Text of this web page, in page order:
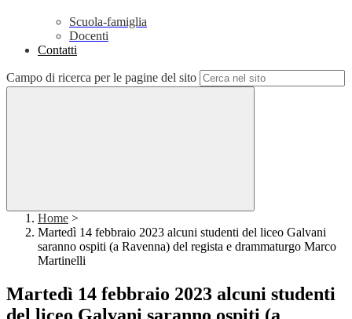
Scuola-famiglia
Docenti
Contatti
Campo di ricerca per le pagine del sito
Home >
Martedì 14 febbraio 2023 alcuni studenti del liceo Galvani
saranno ospiti (a Ravenna) del regista e drammaturgo Marco
Martinelli
Martedì 14 febbraio 2023 alcuni studenti